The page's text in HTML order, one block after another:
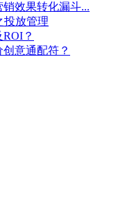
效果转化漏斗...
投放管理
？
意通配符？